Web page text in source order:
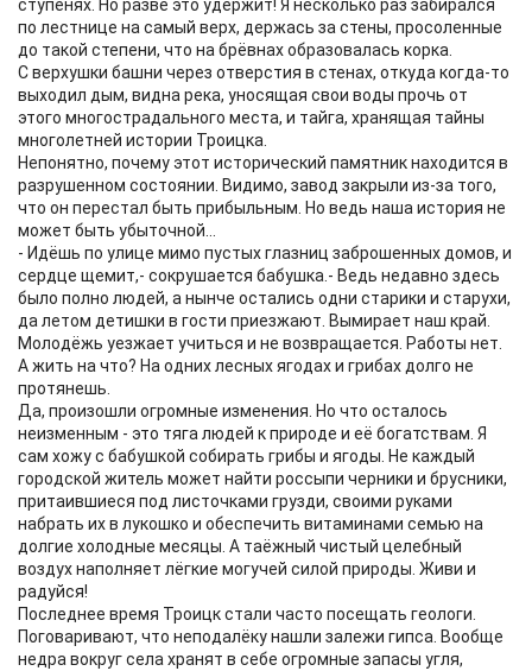
ступенях. Но разве это удержит! Я несколько раз забирался
по лестнице на самый верх, держась за стены, просоленные
до такой степени, что на брёвнах образовалась корка.
С верхушки башни через отверстия в стенах, откуда когда-то
выходил дым, видна река, уносящая свои воды прочь от
этого многострадального места, и тайга, хранящая тайны
многолетней истории Троицка.
Непонятно, почему этот исторический памятник находится в
разрушенном состоянии. Видимо, завод закрыли из-за того,
что он перестал быть прибыльным. Но ведь наша история не
может быть убыточной...
- Идёшь по улице мимо пустых глазниц заброшенных домов, и
сердце щемит,- сокрушается бабушка.- Ведь недавно здесь
было полно людей, а нынче остались одни старики и старухи,
да летом детишки в гости приезжают. Вымирает наш край.
Молодёжь уезжает учиться и не возвращается. Работы нет.
А жить на что? На одних лесных ягодах и грибах долго не
протянешь.
Да, произошли огромные изменения. Но что осталось
неизменным - это тяга людей к природе и её богатствам. Я
сам хожу с бабушкой собирать грибы и ягоды. Не каждый
городской житель может найти россыпи черники и брусники,
притаившиеся под листочками грузди, своими руками
набрать их в лукошко и обеспечить витаминами семью на
долгие холодные месяцы. А таёжный чистый целебный
воздух наполняет лёгкие могучей силой природы. Живи и
радуйся!
Последнее время Троицк стали часто посещать геологи.
Поговаривают, что неподалёку нашли залежи гипса. Вообще
недра вокруг села хранят в себе огромные запасы угля,